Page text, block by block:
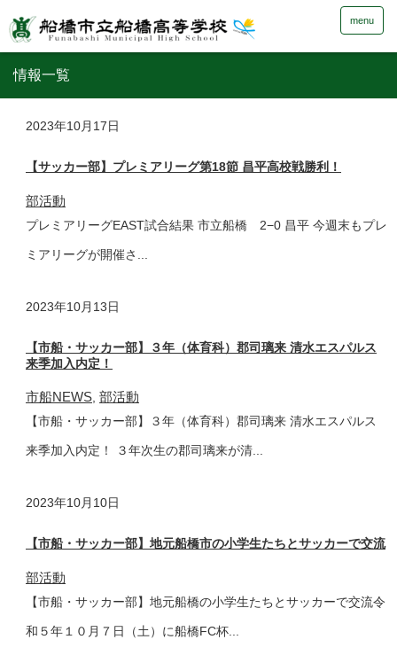
menu
情報一覧
2023年10月17日
【サッカー部】プレミアリーグ第18節 昌平高校戦勝利！
部活動
プレミアリーグEAST試合結果 市立船橋 2−0 昌平 今週末もプレ
ミアリーグが開催さ...
2023年10月13日
【市船・サッカー部】３年（体育科）郡司璃来 清水エスパルス
来季加入内定！
市船NEWS, 部活動
【市船・サッカー部】３年（体育科）郡司璃来 清水エスパルス
来季加入内定！ ３年次生の郡司璃来が清...
2023年10月10日
【市船・サッカー部】地元船橋市の小学生たちとサッカーで交流
部活動
【市船・サッカー部】地元船橋の小学生たちとサッカーで交流令
和５年１０月７日（土）に船橋FC杯...